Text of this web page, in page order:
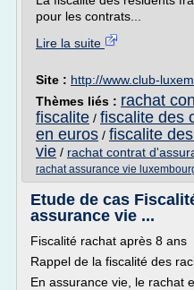
pour les contrats...
Lire la suite
Site : http://www.club-
Thèmes liés : rachat
fiscalite / fiscalite des
en euros / fiscalite
vie / rachat contrat
rachat assurance vie
Etude de cas
assurance vie ...
Fiscalité rachat après 8 ans
Rappel de la fiscalité des
En assurance vie, le rachat